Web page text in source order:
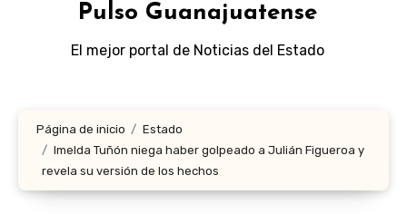
Pulso Guanajuatense
El mejor portal de Noticias del Estado
Página de inicio
Estado
Imelda Tuñón niega haber golpeado a Julián Figueroa y
revela su versión de los hechos